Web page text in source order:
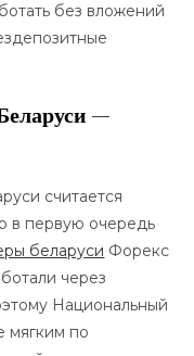
без вложений
—
считается
в первую очередь
беларуси Форекс
через
Национальный
мягким по